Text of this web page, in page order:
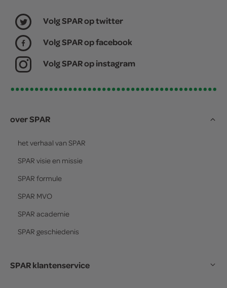
Volg SPAR op twitter
Volg SPAR op facebook
Volg SPAR op instagram
over SPAR
het verhaal van SPAR
SPAR visie en missie
SPAR formule
SPAR MVO
SPAR academie
SPAR geschiedenis
SPAR klantenservice